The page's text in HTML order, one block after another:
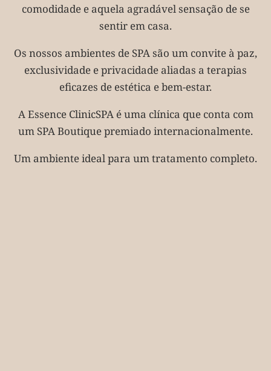
comodidade e aquela agradável sensação de se
sentir em casa.
Os nossos ambientes de SPA são um convite à paz,
exclusividade e privacidade aliadas a terapias
eficazes de estética e bem-estar.
A Essence ClinicSPA é uma clínica que conta com
um SPA Boutique premiado internacionalmente.
Um ambiente ideal para um tratamento completo.